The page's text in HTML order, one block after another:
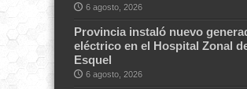
6 agosto, 2026
Provincia instaló nuevo
eléctrico en el Hospital Zonal
Esquel
6 agosto, 2026